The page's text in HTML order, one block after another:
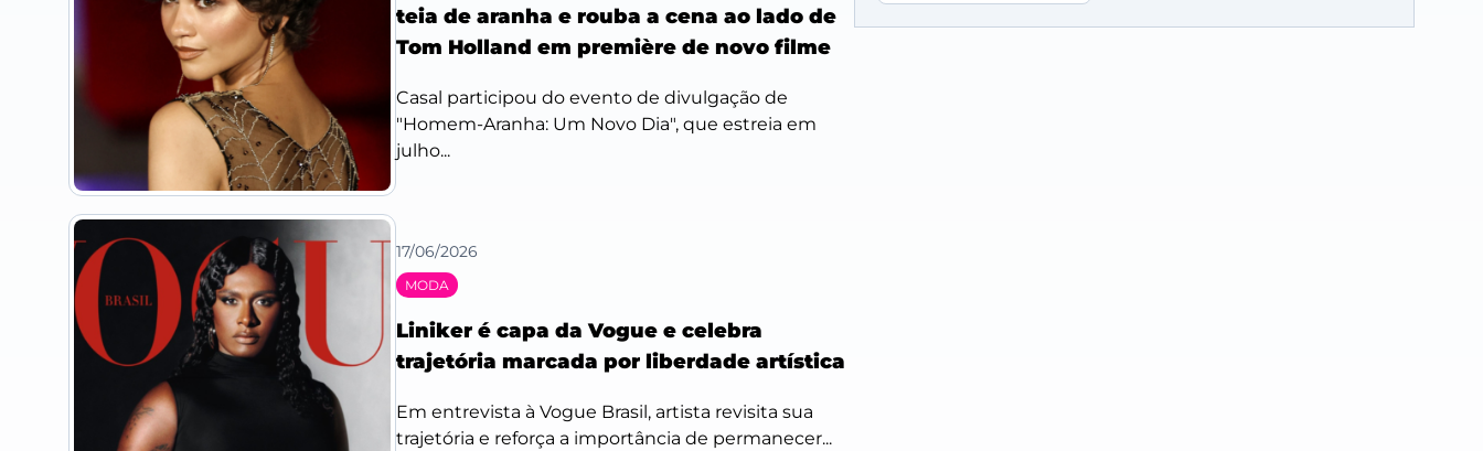
teia de aranha e rouba a cena ao lado de
Tom Holland em première de novo filme
Casal participou do evento de divulgação de
"Homem-Aranha: Um Novo Dia", que estreia em
julho...
17/06/2026
MODA
Liniker é capa da Vogue e celebra
trajetória marcada por liberdade artística
Em entrevista à Vogue Brasil, artista revisita sua
trajetória e reforça a importância de permanecer...